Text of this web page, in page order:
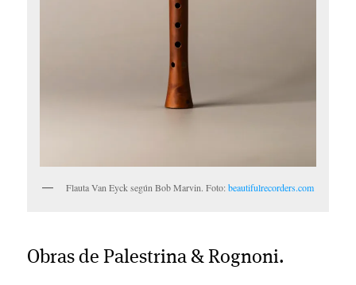
Flauta Van Eyck según Bob Marvin. Foto:beautifulrecorders.com
Obras de Palestrina & Rognoni.